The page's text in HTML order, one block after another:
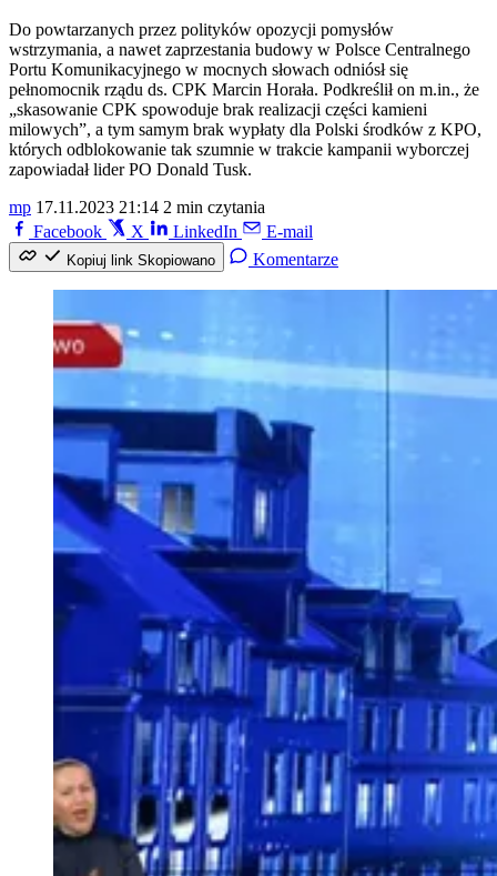
Do powtarzanych przez polityków opozycji pomysłów
wstrzymania, a nawet zaprzestania budowy w Polsce Centralnego
Portu Komunikacyjnego w mocnych słowach odniósł się
pełnomocnik rządu ds. CPK Marcin Horała. Podkreślił on m.in., że
„skasowanie CPK spowoduje brak realizacji części kamieni
milowych”, a tym samym brak wypłaty dla Polski środków z KPO,
których odblokowanie tak szumnie w trakcie kampanii wyborczej
zapowiadał lider PO Donald Tusk.
mp 17.11.2023 21:14 2 min czytania
Facebook
X LinkedIn E-mail
Kopiuj link Skopiowano Komentarze